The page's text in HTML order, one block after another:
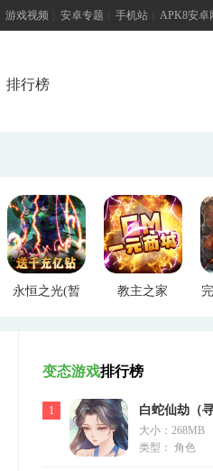
游戏视频 安卓专题 手机站 APK8安卓
排行榜
永恒之光(暂
教主之家
变态游戏排行榜
1
白蛇仙劫（
充）
大小：268MB
类型： 角色